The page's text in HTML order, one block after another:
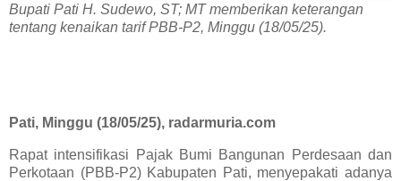
Bupati Pati H. Sudewo, ST; MT memberikan keterangan
tentang kenaikan tarif PBB-P2, Minggu (18/05/25).
Pati, Minggu (18/05/25), radarmuria.com
Rapat intensifikasi Pajak Bumi Bangunan Perdesaan dan
Perkotaan (PBB-P2) Kabupaten Pati, menyepakati adanya